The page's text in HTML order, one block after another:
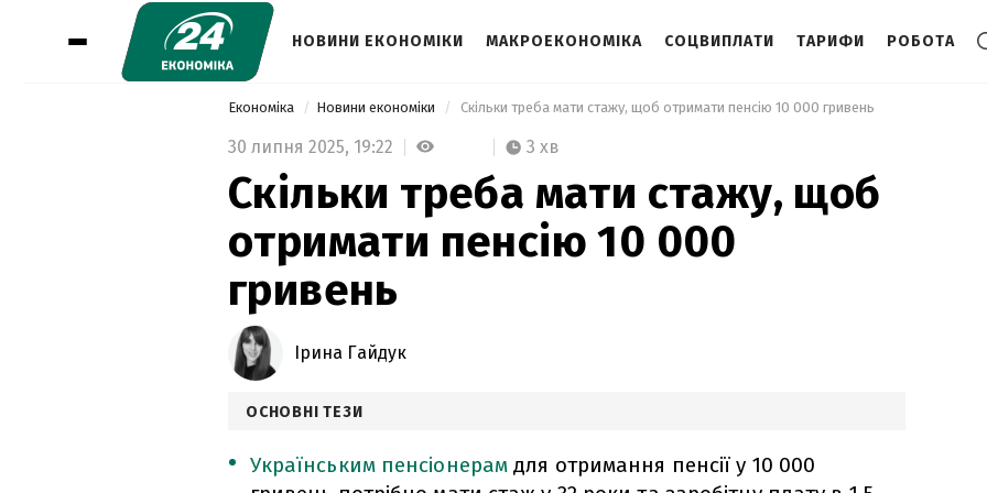
НОВИНИ ЕКОНОМІКИ МАКРОЕКОНОМІКА СОЦВИПЛАТИ ТАРИФИ РОБОТА
Економіка Новини економіки Скільки треба мати стажу, щоб отримати пенсію 10 000 гривень
30 липня 2025, 19:22 3 хв
Скільки треба мати стажу, щоб
отримати пенсію 10 000
гривень
Ірина Гайдук
ОСНОВНІ ТЕЗИ
Українським пенсіонерам для отримання пенсії у 10 000